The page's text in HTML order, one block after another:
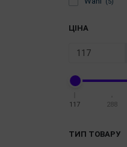
ЦІНА
117 288
ТИП ТОВАРУ